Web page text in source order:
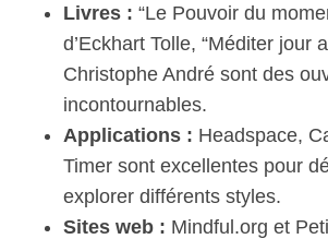
Livres : “Le Pouvoir du
d’Eckhart Tolle, “Méditer jour
Christophe André sont des
incontournables.
Applications : Headspace,
Timer sont excellentes pour
explorer différents styles.
Sites web : Mindful.org et